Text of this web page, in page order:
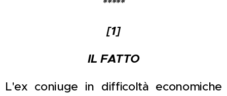
*****
[1]
IL FATTO
L'ex coniuge in difficoltà economiche